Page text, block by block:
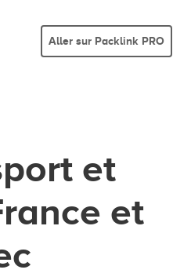
Aller sur Packlink PRO
et
et